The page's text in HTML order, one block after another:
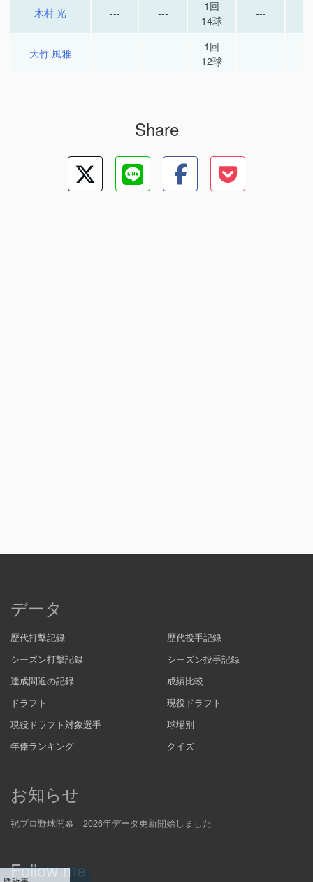
木村 光 --- ---
1回
14球
---
大竹 風雅 --- ---
1回
12球
---
Share
データ
歴代打撃記録
歴代投手記録
シーズン打撃記録
シーズン投手記録
達成間近の記録
成績比較
ドラフト
現役ドラフト
現役ドラフト対象選手
球場別
年俸ランキング
クイズ
お知らせ
祝プロ野球開幕 2026年データ更新開始しました
Follow me